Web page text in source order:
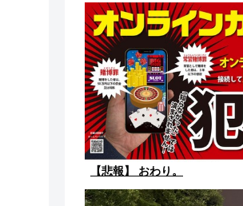
【悲報】 おわり。